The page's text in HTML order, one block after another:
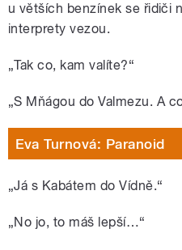
u větších benzínek se řidiči
interprety vezou.
„Tak co, kam valíte?“
„S Mňágou do Valmezu. A
Eva Turnová: Paranoid
„Já s Kabátem do Vídně.“
„No jo, to máš lepší…“